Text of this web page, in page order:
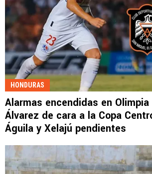
HONDURAS
Alarmas encendidas en
Álvarez de cara a la Copa
Águila y Xelajú pendientes